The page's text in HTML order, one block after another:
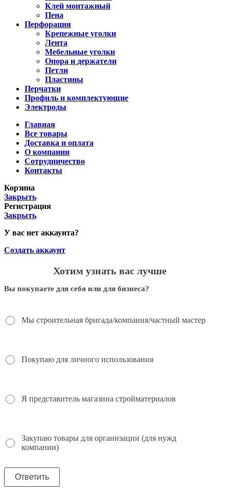
Клей монтажный
Пена
Перфорация
Крепежные уголки
Лента
Мебельные уголки
Опора и держатели
Петли
Пластины
Перчатки
Профиль и комплектующие
Электроды
Главная
Все товары
Доставка и оплата
О компании
Сотрудничество
Контакты
Корзина
Закрыть
Регистрация
Закрыть
У вас нет аккаунта?
Создать аккаунт
Хотим узнать вас лучше
Вы покупаете для себя или для бизнеса?
Мы строительная бригада/компания/частный мастер
Покупаю для личного использования
Я представитель магазина стройматериалов
Закупаю товары для организации (для нужд
компании)